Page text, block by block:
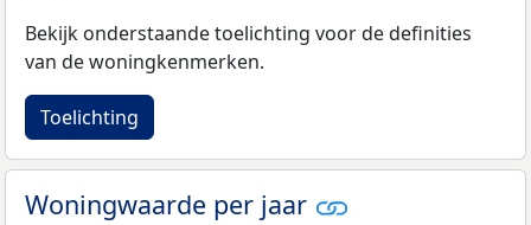
Bekijk onderstaande toelichting voor de definities
van de woningkenmerken.
Toelichting
Woningwaarde per jaar